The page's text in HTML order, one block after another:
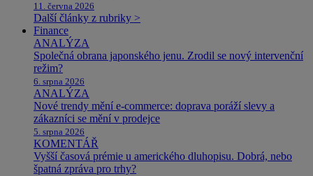
11. června 2026
Další články z rubriky >
Finance
ANALÝZA
Společná obrana japonského jenu. Zrodil se nový intervenční
režim?
6. srpna 2026
ANALÝZA
Nové trendy mění e-commerce: doprava poráží slevy a
zákazníci se mění v prodejce
5. srpna 2026
KOMENTÁŘ
Vyšší časová prémie u amerického dluhopisu. Dobrá, nebo
špatná zpráva pro trhy?